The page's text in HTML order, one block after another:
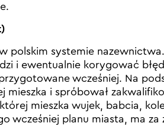
polskim systemie
i ewentualnie korygować
wcześniej. Na
mieszka i spróbował
mieszka wujek, babcia,
wcześniej planu miasta, ma